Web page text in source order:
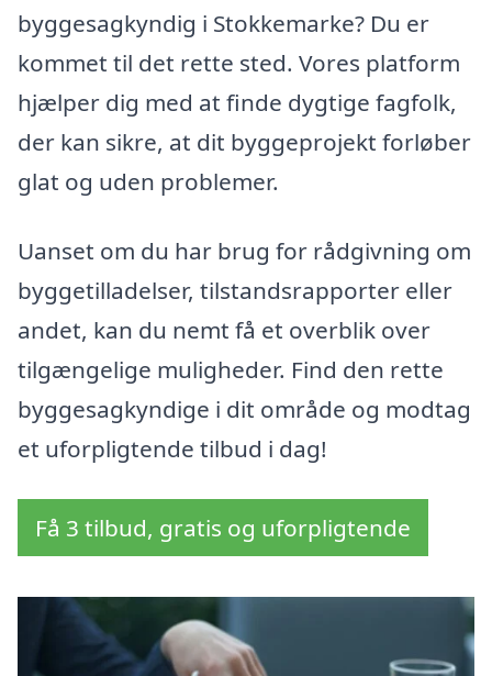
byggesagkyndig i Stokkemarke? Du er
kommet til det rette sted. Vores platform
hjælper dig med at finde dygtige fagfolk,
der kan sikre, at dit byggeprojekt forløber
glat og uden problemer.
Uanset om du har brug for rådgivning om
byggetilladelser, tilstandsrapporter eller
andet, kan du nemt få et overblik over
tilgængelige muligheder. Find den rette
byggesagkyndige i dit område og modtag
et uforpligtende tilbud i dag!
Få 3 tilbud, gratis og uforpligtende